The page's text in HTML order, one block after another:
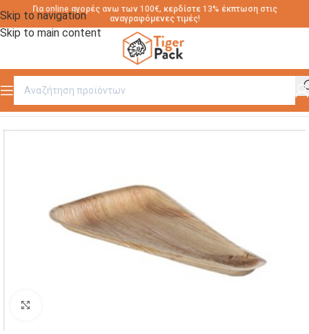
Skip to navigation
Skip to main content
Για online αγορές ανω των 100€, κερδίστε 13% έκπτωση στις
αναγραφόμενες τιμές!
Αρχική σελίδα / ΣΚΕΥΗ ΑΠΟ ΦΥΛΛΑ ΦΟΙΝΙΚΑ